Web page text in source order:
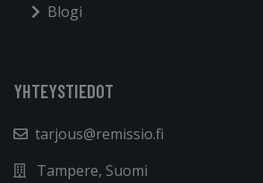
Blogi
YHTEYSTIEDOT
tarjous@remissio.fi
Tampere, Suomi